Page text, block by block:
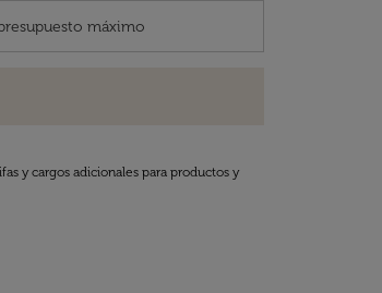
y cargos adicionales para productos y